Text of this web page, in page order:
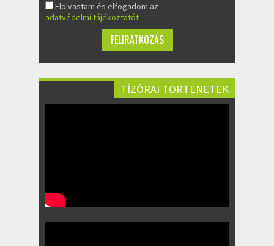
Elolvastam és elfogadom az
adatvédelmi tájékoztatót
TÍZÓRAI TÖRTÉNETEK